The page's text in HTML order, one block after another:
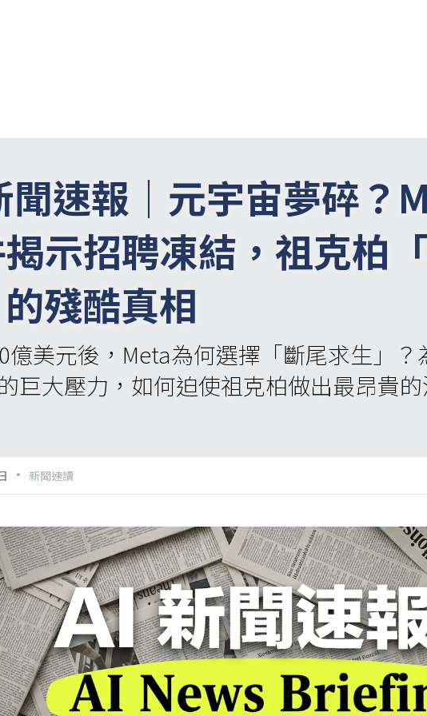
速報｜ 元宇宙夢碎？
示招聘凍結，祖克柏
殘酷真相
億美元後，Meta為何選擇「斷尾求生」？
巨大壓力，如何迫使祖克柏做出最昂貴
· 新聞速讀